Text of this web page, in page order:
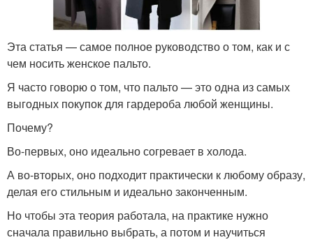
Эта статья — самое полное руководство о том, как и с
чем носить женское пальто.
Я часто говорю о том, что пальто — это одна из самых
выгодных покупок для гардероба любой женщины.
Почему?
Во-первых, оно идеально согревает в холода.
А во-вторых, оно подходит практически к любому образу,
делая его стильным и идеально законченным.
Но чтобы эта теория работала, на практике нужно
сначала правильно выбрать, а потом и научиться